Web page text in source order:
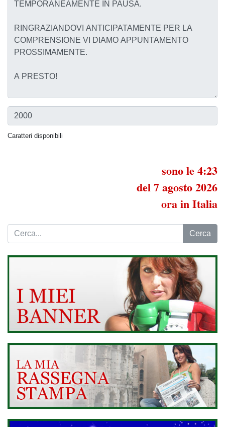
Caratteri disponibili
sono le 4:23
del 7 agosto 2026
ora in Italia